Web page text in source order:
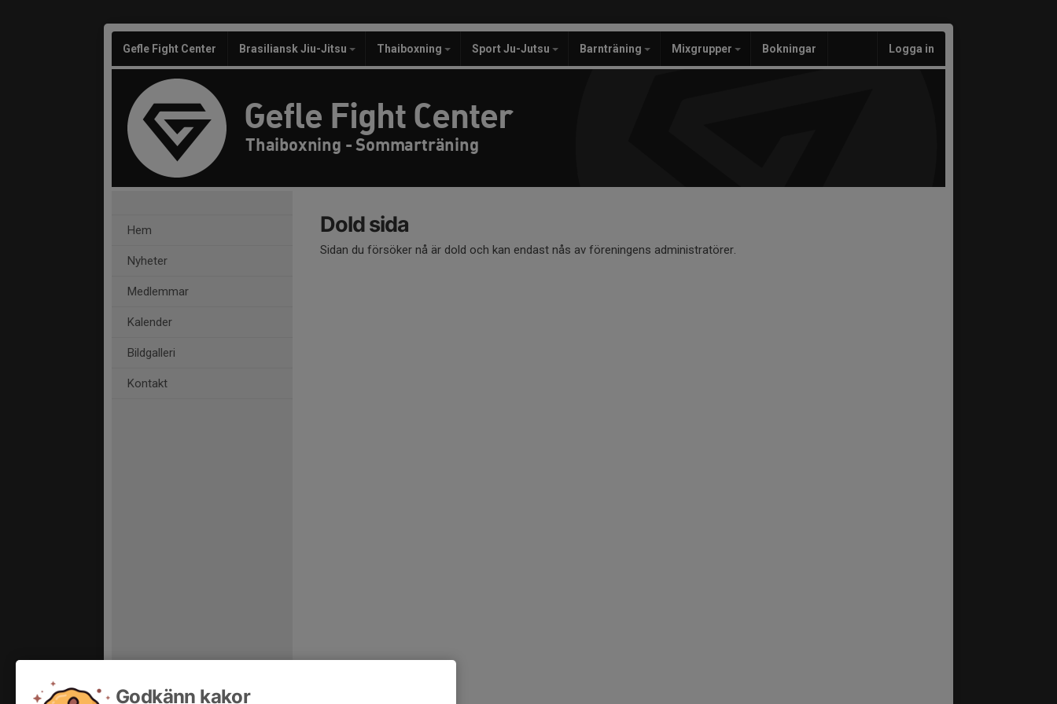
Gefle Fight Center Brasiliansk Jiu-Jitsu Thaiboxning Sport Ju-Jutsu Barnträning Mixgrupper Bokningar Logga in
Gefle Fight Center
Thaiboxning - Sommarträning
Hem
Nyheter
Medlemmar
Kalender
Bildgalleri
Kontakt
Dold sida
Sidan du försöker nå är dold och kan endast nås av föreningens administratörer.
Godkänn kakor